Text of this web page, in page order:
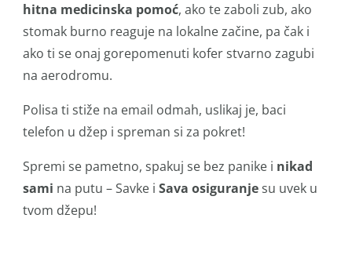
hitna medicinska pomoć, ako te zaboli zub, ako
stomak burno reaguje na lokalne začine, pa čak i
ako ti se onaj gorepomenuti kofer stvarno zagubi
na aerodromu.
Polisa ti stiže na email odmah, uslikaj je, baci
telefon u džep i spreman si za pokret!
Spremi se pametno, spakuj se bez panike i nikad
sami na putu – Savke i Sava osiguranjesu uvek u
tvom džepu!